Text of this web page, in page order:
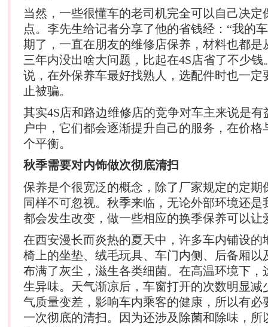
当然，一些很懂车的老司机完全可以自己决定
点。李先生给记者分享了他的省钱经：“我的
期了，一直在朋友的维修店保养，材料也都是
三年内没出啥大问题，比起在4S店省了不少钱
说，在外保养车最好找熟人，选配件时也一定
止被骗。
其实4S店和路边维修店的竞争对车主来说是有
户中，它们都会逐渐提升自己的服务，在价格
个平衡。
秋季需要对内饰做次彻底清扫
保养是个很宽泛的概念，除了厂家规定的定期
同样不可忽视。秋季来临，无论外部环境还是
都会发生改变，做一些相应的换季保养可以让
在西安漫长而炎热的夏天中，许多车内铺设的
椅上的坐垫、绒毛玩具、车门内侧、后备厢以
布满了灰尘，滋生各类细菌。在高温环境下，
生异味。天气渐凉后，车窗打开的次数明显减
气质量变差，影响车内乘客的健康，所以有必
一次彻底的清扫。因为还涉及除菌和除味，所